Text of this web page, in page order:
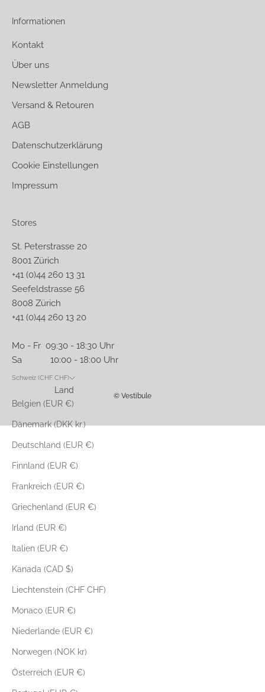
Informationen
Kontakt
Über uns
Newsletter Anmeldung
Versand & Retouren
AGB
Datenschutzerklärung
Cookie Einstellungen
Impressum
Stores
St. Peterstrasse 20
8001 Zürich
+41 (0)44 260 13 31
Seefeldstrasse 56
8008 Zürich
+41 (0)44 260 13 20
Mo - Fr 09:30 - 18:30 Uhr
Sa 10:00 - 18:00 Uhr
Schweiz (CHF CHF)
Land
Belgien (EUR €)
Dänemark (DKK kr.)
Deutschland (EUR €)
Finnland (EUR €)
Frankreich (EUR €)
Griechenland (EUR €)
Irland (EUR €)
Italien (EUR €)
Kanada (CAD $)
Liechtenstein (CHF CHF)
Monaco (EUR €)
Niederlande (EUR €)
Norwegen (NOK kr)
Österreich (EUR €)
© Vestibule